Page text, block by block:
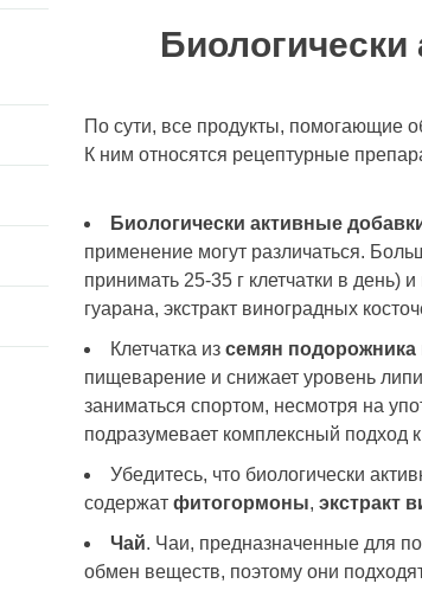
По сути, все продукты, помогающие
К ним относятся рецептурные
Биологически активные
применение могут различаться.
принимать 25-35 г клетчатки в
гуарана, экстракт виноградных
Клетчатка из семян подорожника
пищеварение и снижает уровень
заниматься спортом, несмотря на
подразумевает комплексный
Убедитесь, что биологически
содержат фитогормоны, экстракт
Чай. Чаи, предназначенные для
обмен веществ, поэтому они